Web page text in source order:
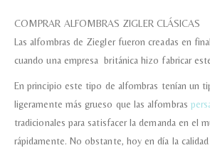
COMPRAR ALFOMBRAS ZIGLER CLÁSICAS
Las alfombras de Ziegler fueron creadas en
cuando una empresa británica hizo fabricar
En principio este tipo de alfombras tenían un
ligeramente más grueso que las alfombras
tradicionales para satisfacer la demanda en el
rápidamente. No obstante, hoy en día la
Correo electronico*